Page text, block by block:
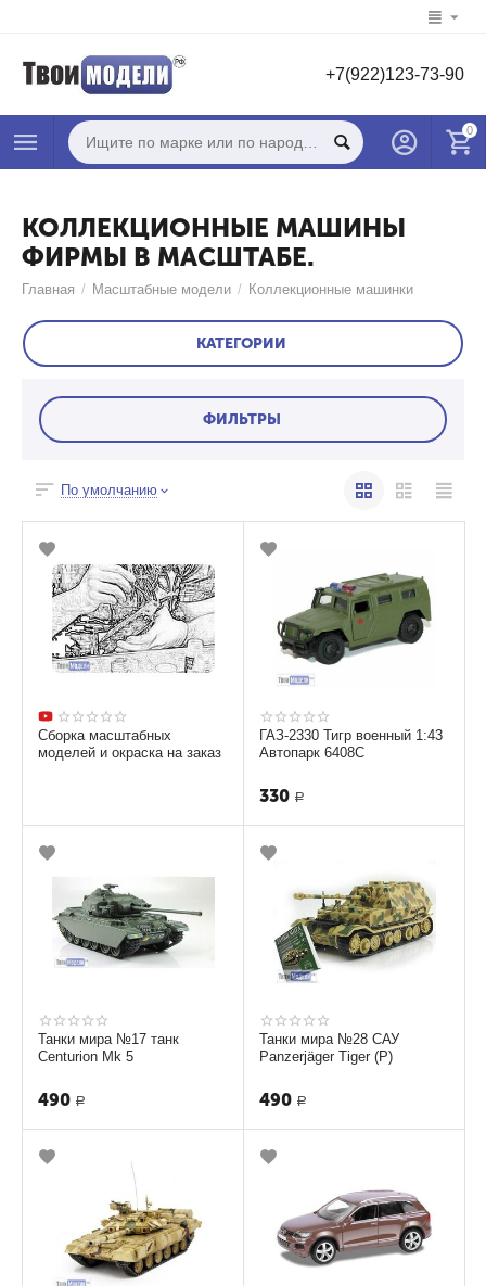
+7(922)123-73-90
0
КОЛЛЕКЦИОННЫЕ МАШИНЫ
ФИРМЫ В МАСШТАБЕ.
Главная / Масштабные модели / Коллекционные машинки
КАТЕГОРИИ
ФИЛЬТРЫ
По умолчанию
Сборка масштабных
моделей и окраска на заказ
ГАЗ-2330 Тигр военный 1:43
Автопарк 6408С
330 Р
Танки мира №17 танк
Centurion Mk 5
490 Р
Танки мира №28 САУ
Panzerjäger Tiger (P)
490 Р